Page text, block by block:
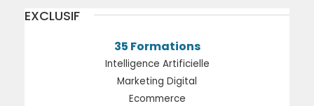
EXCLUSIF
35 Formations
Intelligence Artificielle
Marketing Digital
Ecommerce